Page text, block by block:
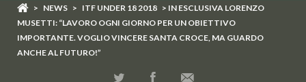
> NEWS > ITF UNDER 18 2018 > IN ESCLUSIVA LORENZO
MUSETTI: “LAVORO OGNI GIORNO PER UN OBIETTIVO
IMPORTANTE. VOGLIO VINCERE SANTA CROCE, MA GUARDO
ANCHE AL FUTURO!”